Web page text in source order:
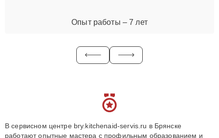
Опыт работы – 7 лет
В сервисном центре bry.kitchenaid-servis.ru в Брянске
работают опытные мастера с профильным образованием и